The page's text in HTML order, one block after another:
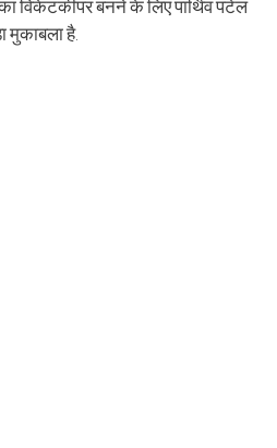
विकेटकीपर बनने के लिए पार्थिव पटेल
मुकाबला है.